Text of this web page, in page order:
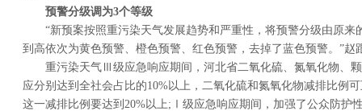
预警分级调为3个等级
“新预案按照重污染天气发展趋势和严重性，将预警分级由原来
到高依次为黄色预警、橙色预警、红色预警，去掉了蓝色预警。”赵
重污染天气Ⅲ级应急响应期间，河北省二氧化硫、氮氧化物、
应分别达到全社会占比的10%以上，二氧化硫和氮氧化物减排比例
这一减排比例要达到20%以上;Ⅰ级应急响应期间，加强了公众防护